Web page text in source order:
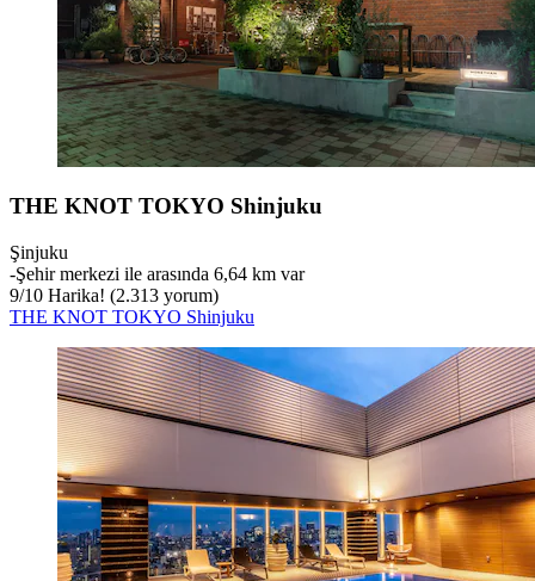
THE KNOT TOKYO Shinjuku
Şinjuku
‐Şehir merkezi ile arasında 6,64 km var
9/10 Harika! (2.313 yorum)
THE KNOT TOKYO Shinjuku